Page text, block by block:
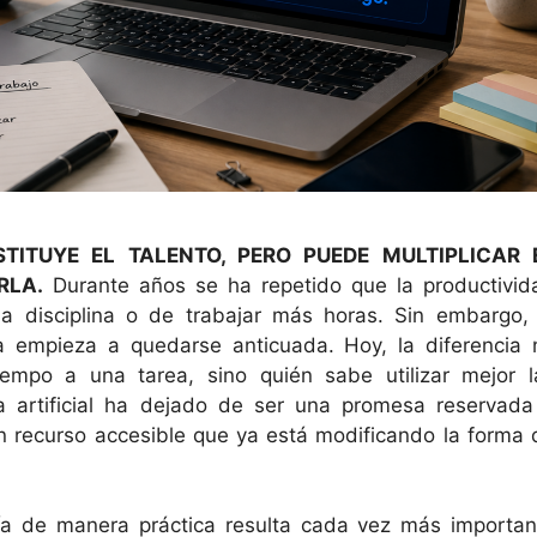
EL TALENTO, PERO PUEDE MULTIPLICAR
Durante años se ha repetido que la
disciplina o de trabajar más horas. Sin embargo,
a quedarse anticuada. Hoy, la diferencia
a una tarea, sino quién sabe utilizar mejor
artificial ha dejado de ser una promesa
recurso accesible que ya está modificando la forma
de manera práctica resulta cada vez más